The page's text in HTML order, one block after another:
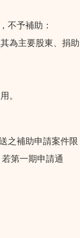
不予補助：
為主要股東、捐助
。
之補助申請案件限
第一期申請通